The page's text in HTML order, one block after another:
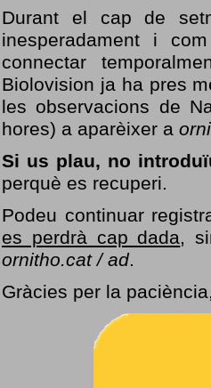
Durant el cap de
inesperadament i
connectar
Biolovision ja ha pres
les observacions de
hores) a aparèixer a
Si us plau, no
perquè es recuperi.
Podeu continuar
es perdrà cap dada,
ornitho.cat / ad.
Gràcies per la